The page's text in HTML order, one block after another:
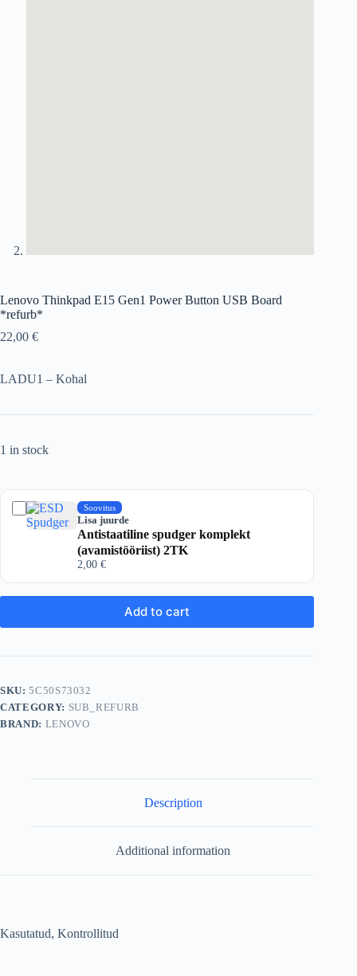
Lenovo Thinkpad E15 Gen1 Power Button USB Board
*refurb*
22,00 €
LADU1 – Kohal
1 in stock
Soovitus
Lisa juurde
Antistaatiline spudger komplekt
(avamistööriist) 2TK
2,00 €
Add to cart
SKU:5C50S73032
CATEGORY: SUB_REFURB
BRAND: LENOVO
Description
Additional information
Kasutatud, Kontrollitud